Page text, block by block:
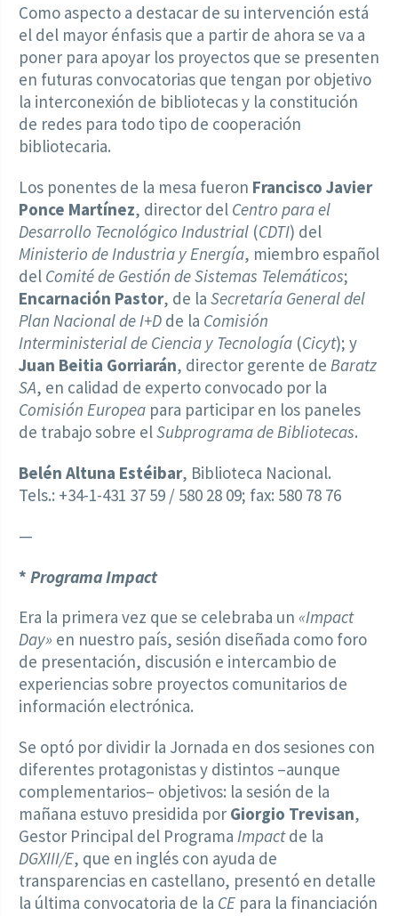
Como aspecto a destacar de su intervención está
el del mayor énfasis que a partir de ahora se va a
poner para apoyar los proyectos que se presenten
en futuras convocatorias que tengan por objetivo
la interconexión de bibliotecas y la constitución
de redes para todo tipo de cooperación
bibliotecaria.
Los ponentes de la mesa fueron Francisco Javier
Ponce Martínez, director del Centro para el
Desarrollo Tecnológico Industrial (CDTI) del
Ministerio de Industria y Energía, miembro español
del Comité de Gestión de Sistemas Telemáticos;
Encarnación Pastor, de la Secretaría General del
Plan Nacional de I+D de la Comisión
Interministerial de Ciencia y Tecnología (Cicyt); y
Juan Beitia Gorriarán, director gerente de Baratz
SA, en calidad de experto convocado por la
Comisión Europea para participar en los paneles
de trabajo sobre elSubprograma de Bibliotecas.
Belén Altuna Estéibar, Biblioteca Nacional.
Tels.: +34-1-431 37 59 / 580 28 09; fax: 580 78 76
—
* Programa Impact
Era la primera vez que se celebraba un «Impact
Day» en nuestro país, sesión diseñada como foro
de presentación, discusión e intercambio de
experiencias sobre proyectos comunitarios de
información electrónica.
Se optó por dividir la Jornada en dos sesiones con
diferentes protagonistas y distintos –aunque
complementarios– objetivos: la sesión de la
mañana estuvo presidida por Giorgio Trevisan,
Gestor Principal del Programa Impactde la
DGXIII/E, que en inglés con ayuda de
transparencias en castellano, presentó en detalle
la última convocatoria de la CE para la financiación